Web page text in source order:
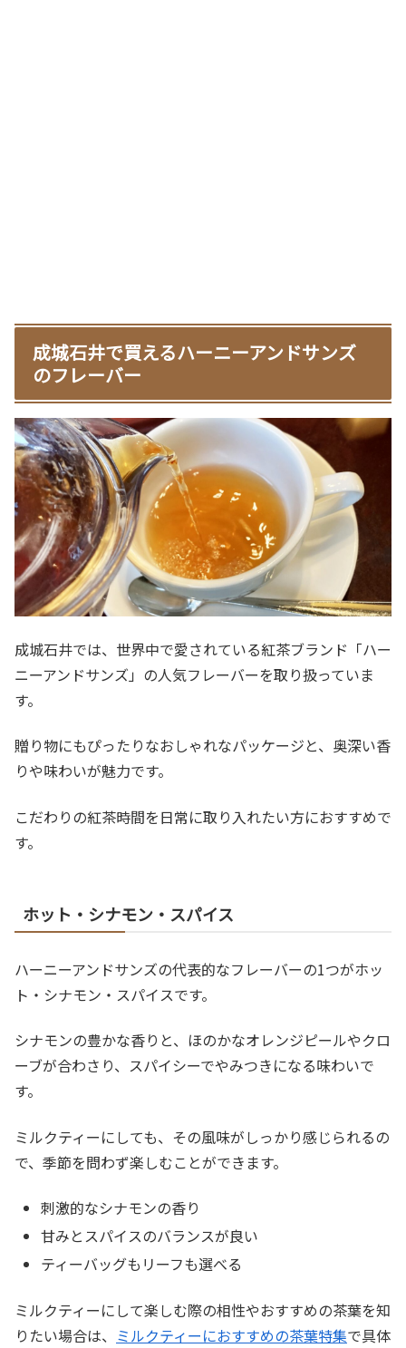
成城石井で買えるハーニーアンドサンズ
のフレーバー
成城石井では、世界中で愛されている紅茶ブランド「ハー
ニーアンドサンズ」の人気フレーバーを取り扱っていま
す。
贈り物にもぴったりなおしゃれなパッケージと、奥深い香
りや味わいが魅力です。
こだわりの紅茶時間を日常に取り入れたい方におすすめで
す。
ホット・シナモン・スパイス
ハーニーアンドサンズの代表的なフレーバーの1つがホッ
ト・シナモン・スパイスです。
シナモンの豊かな香りと、ほのかなオレンジピールやクロ
ーブが合わさり、スパイシーでやみつきになる味わいで
す。
ミルクティーにしても、その風味がしっかり感じられるの
で、季節を問わず楽しむことができます。
刺激的なシナモンの香り
甘みとスパイスのバランスが良い
ティーバッグもリーフも選べる
ミルクティーにして楽しむ際の相性やおすすめの茶葉を知
りたい場合は、 ミルクティーにおすすめの茶葉特集で具体